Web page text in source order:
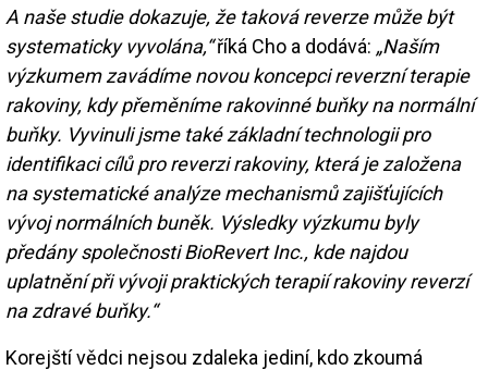
A naše studie dokazuje, že taková reverze může být
systematicky vyvolána,“říká Cho a dodává: „Naším
výzkumem zavádíme novou koncepci reverzní terapie
rakoviny, kdy přeměníme rakovinné buňky na normální
buňky. Vyvinuli jsme také základní technologii pro
identifikaci cílů pro reverzi rakoviny, která je založena
na systematické analýze mechanismů zajišťujících
vývoj normálních buněk. Výsledky výzkumu byly
předány společnosti BioRevert Inc., kde najdou
uplatnění při vývoji praktických terapií rakoviny reverzí
na zdravé buňky.“
Korejští vědci nejsou zdaleka jediní, kdo zkoumá